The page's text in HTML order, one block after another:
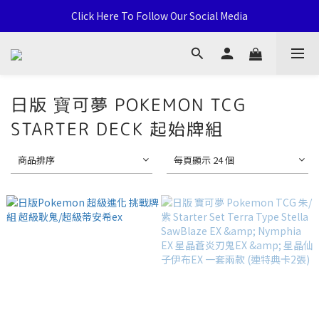
通用卡店 TCG & Sports Card 批發/零售 Distribution and Retail
Click Here To Follow Our Social Media
荃灣西樓角路138-168號 荃豐中心地下A59號舖
日版 寶可夢 POKEMON TCG
STARTER DECK 起始牌組
商品排序 每頁顯示 24 個